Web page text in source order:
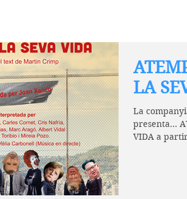
LA
La
presenta...
VIDA a